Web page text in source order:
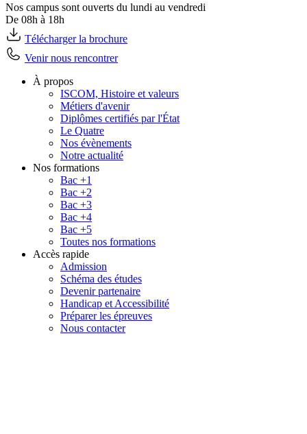
Nos campus sont ouverts du lundi au vendredi
De 08h à 18h
Télécharger la brochure
Venir nous rencontrer
À propos
ISCOM, Histoire et valeurs
Métiers d'avenir
Diplômes certifiés par l'État
Le Quatre
Nos évènements
Notre actualité
Nos formations
Bac +1
Bac +2
Bac +3
Bac +4
Bac +5
Toutes nos formations
Accès rapide
Admission
Schéma des études
Devenir partenaire
Handicap et Accessibilité
Préparer les épreuves
Nous contacter